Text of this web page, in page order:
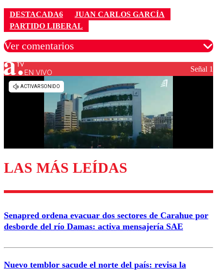
DESTACADA6
JUAN CARLOS GARCÍA
PARTIDO LIBERAL
Ver comentarios
Los comentarios son moderados para garantizar un
diálogo respetuoso.
Enviar comentario
EN VIVO Señal 1
LAS MÁS LEÍDAS
Senapred ordena evacuar dos sectores de Carahue por
desborde del río Damas: activa mensajería SAE
Nuevo temblor sacude el norte del país: revisa la